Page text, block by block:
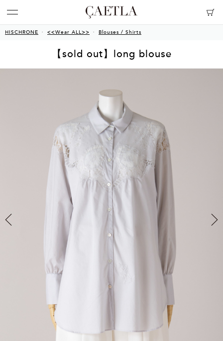
HISCHRONE <<Wear ALL>> Blouses / Shirts
【sold out】long blouse